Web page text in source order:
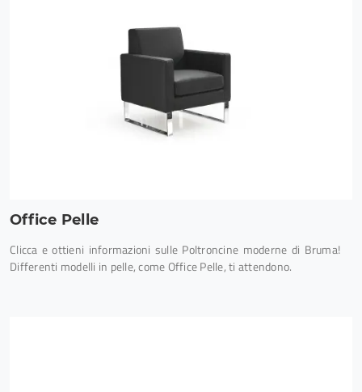
Office Pelle
Clicca e ottieni informazioni sulle Poltroncine moderne di Bruma!
Differenti modelli in pelle, come Office Pelle, ti attendono.